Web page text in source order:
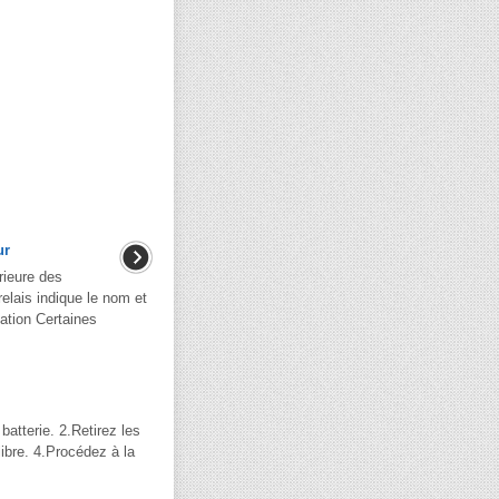
des
indique le nom et
Certaines
2.Retirez les
4.Procédez à la